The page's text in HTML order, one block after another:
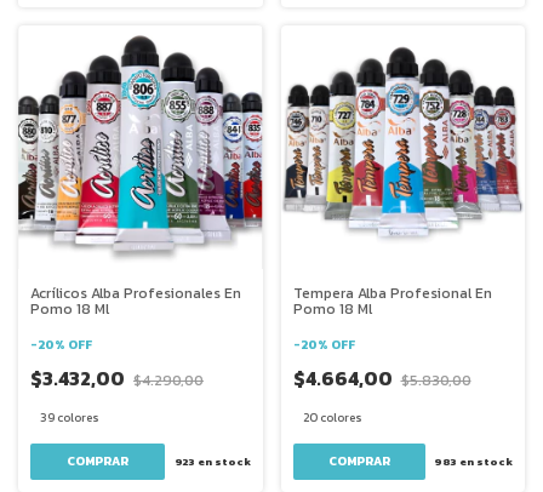
Acrílicos Alba Profesionales En
Pomo 18 Ml
-20% OFF
$3.432,00 $4.290,00
39 colores
COMPRAR 923 en stock
Tempera Alba Profesional En
Pomo 18 Ml
-20% OFF
$4.664,00 $5.830,00
20 colores
COMPRAR 983 en stock